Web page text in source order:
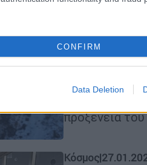
CONFIRM
Data Deletion
Ο
της ICE στο
Μινεάπολη
«μην
προξενεία
Κόσμος|